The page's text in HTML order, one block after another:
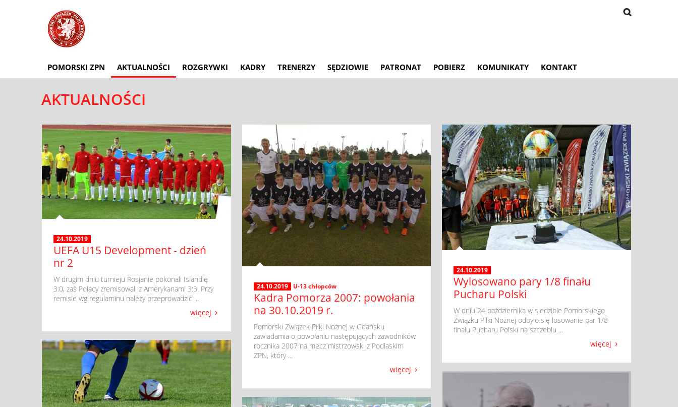
POMORSKI ZPN AKTUALNOŚCI ROZGRYWKI KADRY TRENERZY SĘDZIOWIE PATRONAT POBIERZ KOMUNIKATY KONTAKT
AKTUALNOŚCI
24.10.2019
UEFA U15 Development - dzień
nr 2
​ W drugim dniu turnieju Rosjanie pokonali Islandię
3:0, zaś Polacy zremisowali z Amerykanami 3:3. Przy
remisie wg regulaminu należy przeprowadzić ...
więcej
24.10.2019 U-13 chłopców
Kadra Pomorza 2007: powołania
na 30.10.2019 r.
​ Pomorski Związek Piłki Nożnej w Gdańsku
zawiadamia o powołaniu następujących zawodników
rocznika 2007 na mecz mistrzowski z Podlaskim
ZPN, który ...
więcej
24.10.2019
Wylosowano pary 1/8 finału
Pucharu Polski
​ W dniu 24 października w siedzibie Pomorskiego
Związku Piłki Nożnej odbyło się losowanie par 1/8
finału Pucharu Polski na szczeblu ...
więcej